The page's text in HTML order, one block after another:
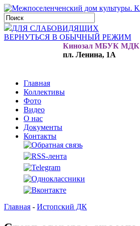
ДЛЯ СЛАБОВИДЯЩИХ
ВЕРНУТЬСЯ В ОБЫЧНЫЙ РЕЖИМ
Кинозал МБУК МДК
пл. Ленина, 1А
Главная
Коллективы
Фото
Видео
О нас
Документы
Контакты
Главная - Истопский ДК